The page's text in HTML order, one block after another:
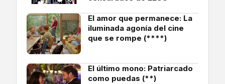
El amor que permanece: La
iluminada agonía del cine
que se rompe (****)
El último mono: Patriarcado
como puedas (**)